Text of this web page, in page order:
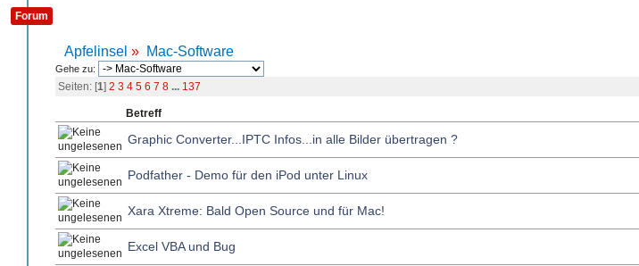
Forum
Apfelinsel » Mac-Software
Gehe zu:
Seiten: [1] 2 3 4 5 6 7 8 ... 137
Betreff
Graphic Converter...IPTC Infos...in alle Bilder übertragen ?
Podfather - Demo für den iPod unter Linux
Xara Xtreme: Bald Open Source und für Mac!
Excel VBA und Bug